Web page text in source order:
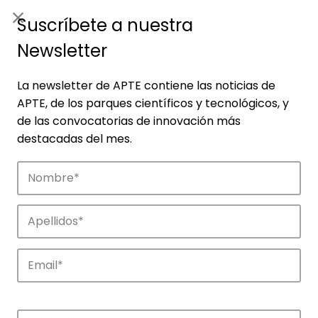
Empresas
Descubre las empresas que impulsan la
innovación en los parques de APTE.
Suscríbete a nuestra
Newsletter
La newsletter de APTE contiene las noticias de
APTE, de los parques científicos y tecnológicos, y
de las convocatorias de innovación más
destacadas del mes.